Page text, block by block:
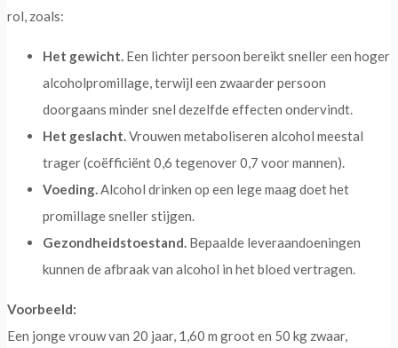
rol, zoals:
Het gewicht. Een lichter persoon bereikt sneller een hoger
alcoholpromillage, terwijl een zwaarder persoon
doorgaans minder snel dezelfde effecten ondervindt.
Het geslacht.Vrouwen metaboliseren alcohol meestal
trager (coëfficiënt 0,6 tegenover 0,7 voor mannen).
Voeding.Alcohol drinken op een lege maag doet het
promillage sneller stijgen.
Gezondheidstoestand. Bepaalde leveraandoeningen
kunnen de afbraak van alcohol in het bloed vertragen.
Voorbeeld:
Een jonge vrouw van 20 jaar, 1,60 m groot en 50 kg zwaar,